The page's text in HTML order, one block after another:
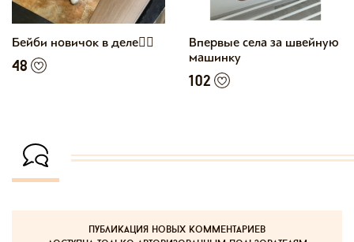
Бейби новичок в деле👍🏼
48
Впервые села за швейную
машинку
102
публикация новых комментариев